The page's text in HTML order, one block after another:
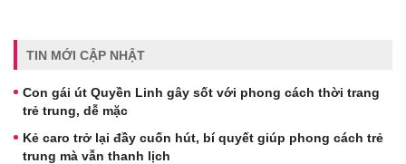
TIN MỚI CẬP NHẬT
Con gái út Quyền Linh gây sốt với phong cách thời trang
trẻ trung, dễ mặc
Kẻ caro trở lại đầy cuốn hút, bí quyết giúp phong cách trẻ
trung mà vẫn thanh lịch